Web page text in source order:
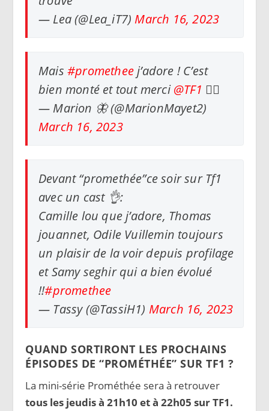
— Lea (@Lea_iT7) March 16, 2023
Mais#prometheej’adore ! C’est
bien monté et tout merci@TF1 👍🏼
— Marion 🦋 (@MarionMayet2)
March 16, 2023
Devant “promethée”ce soir sur Tf1
avec un cast 👌:
Camille lou que j’adore, Thomas
jouannet, Odile Vuillemin toujours
un plaisir de la voir depuis profilage
et Samy seghir qui a bien évolué
!!#promethee
— Tassy (@TassiH1) March 16, 2023
QUAND SORTIRONT LES PROCHAINS
ÉPISODES DE “PROMÉTHÉE” SUR TF1 ?
La mini-série Prométhée sera à retrouver
tous les jeudis à 21h10 et à 22h05 sur TF1.